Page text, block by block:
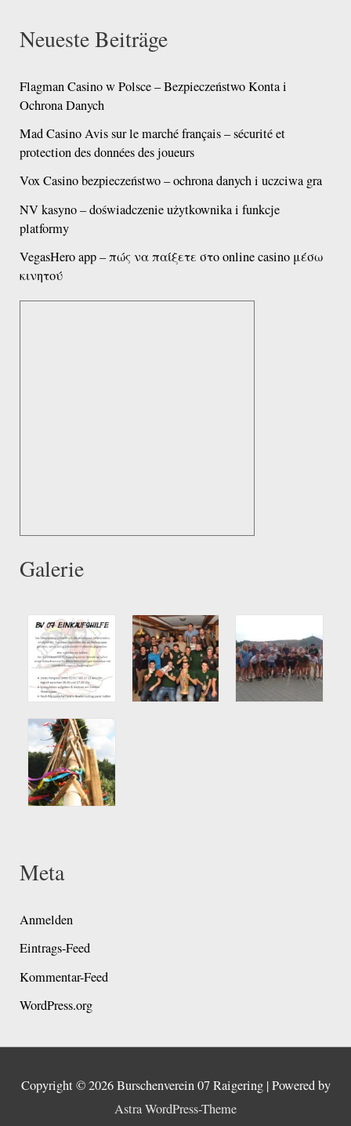
Neueste Beiträge
Flagman Casino w Polsce – Bezpieczeństwo Konta i
Ochrona Danych
Mad Casino Avis sur le marché français – sécurité et
protection des données des joueurs
Vox Casino bezpieczeństwo – ochrona danych i uczciwa gra
NV kasyno – doświadczenie użytkownika i funkcje
platformy
VegasHero app – πώς να παίξετε στο online casino μέσω
κινητού
Galerie
Meta
Anmelden
Eintrags-Feed
Kommentar-Feed
WordPress.org
Copyright © 2026Burschenverein 07 Raigering| Powered by
Astra WordPress-Theme